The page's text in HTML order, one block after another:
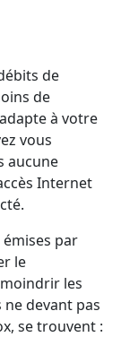
de
de
à votre
vous
aucune
Internet
par
le
les
devant pas
se trouvent :